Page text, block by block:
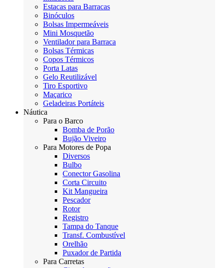
Estacas para Barracas
Binóculos
Bolsas Impermeáveis
Mini Mosquetão
Ventilador para Barraca
Bolsas Térmicas
Copos Térmicos
Porta Latas
Gelo Reutilizável
Tiro Esportivo
Maçarico
Geladeiras Portáteis
Náutica
Para o Barco
Bomba de Porão
Bujão Viveiro
Para Motores de Popa
Diversos
Bulbo
Conector Gasolina
Corta Circuito
Kit Mangueira
Pescador
Rotor
Registro
Tampa do Tanque
Transf. Combustível
Orelhão
Puxador de Partida
Para Carretas